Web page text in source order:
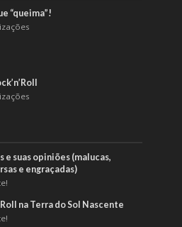
“queima”!
e suas opiniões (malucas,
e engraçadas)
na Terra do Sol Nascente